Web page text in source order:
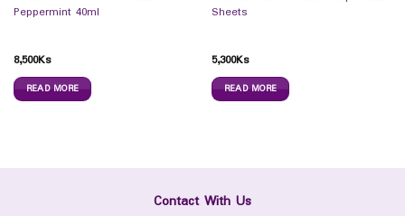
Peppermint 40ml
8,500Ks
READ MORE
Sheets
5,300Ks
READ MORE
Contact With Us